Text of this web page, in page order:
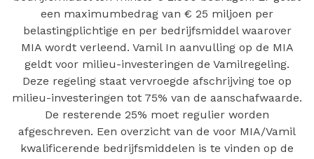
een maximumbedrag van € 25 miljoen per
belastingplichtige en per bedrijfsmiddel waarover
MIA wordt verleend. Vamil In aanvulling op de MIA
geldt voor milieu-investeringen de Vamilregeling.
Deze regeling staat vervroegde afschrijving toe op
milieu-investeringen tot 75% van de aanschafwaarde.
De resterende 25% moet regulier worden
afgeschreven. Een overzicht van de voor MIA/Vamil
kwalificerende bedrijfsmiddelen is te vinden op de